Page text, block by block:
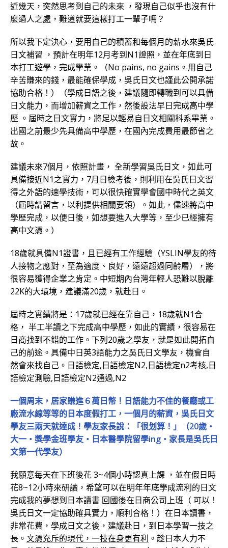
近幾天，突然思考到自己的未來 ，發現自己似乎也沒有什
麼過人之處，難道就要這樣打工一輩子嗎？
所以我下定決心，要用自己的積蓄和每個月的薪水來吳氏
日文補習 ，預計在明年12月考到N1證照，並在年底到日
本打工遊學，完成學業。（No pains, no gains。用自己
辛苦賺來的錢，最能確保學成，吳氏日文也謹此公開承諾
協助合格！）（學成日語之後，建議隨即轉職到可以具備
日文能力，而增加薪資之工作，然後設法早日完成高中學
歷 。屆時之日文實力，將足以輕易自日文相關科系畢業。
出國之前最少先具備高中學歷，在國內完成費用最節省之
故。
建議未來7個月，依照計畫， 全新學習吳氏日文，如此可
具備接近N1之實力，7月日檢考後，則利用在吳氏日文習
得之外語的速學技術，可以很快確實學會國中時代之英文
（屆時請留言，以利提供相關要領）。如此，儘速將高中
學歷完成，以便日後，如想要進入大學等，至少已經擁有
高中文憑。）
18歲就具備N1證書，且已經有工作經驗（YSLIN學友的待
人接物之應對，至為適度、良好，遠遠超過同齡層），將
很容易獲得企業之肯定。中短期內台灣年輕人恐難以脫離
22K的大環境，建議滿20歲，就赴日。
屆時之實績將是：17歲就已經在靠自己，18歲就N1合
格， 半工半讀之下完成高中學歷，如此的實績，很容易在
日商找到不錯的工作。下列20歲之學友，就是如此開拓自
己的前途。具備中日英3語能力之吳氏日文學友，機會自
然會來找自己。日語檢定,日語檢定N2,日語檢定n2考核,日
語檢定測驗,日語檢定N2通過,N2
一個周末，居家賺進６萬日幣！日語能力不佳的餐廳或工
廠流水線等等的日本度假打工，一個月的薪資，吳氏日文
學友三兩天就達成！學友家長說：「很划算！」（20歲‧
大一‧獎學金班學友‧日本醫學院留學ing‧家長是吳氏日
文第一代學友）
我願意每天在下班後花 3~4個小時認真上課 ，並在假日時
花8~12小時來研讀，希望可以在明年年底學成流利的日文
完成我的夢想到日本讀書 回國後在日商公司上班（ 可以！
吳氏日文一定協助確具實力，順利合格！）在日本讀書，
非常花費，學成日文之後，建議赴日，到日本學習一技之
長。 文憑充斥的現代，一技在身更有利 。趁日本人力不